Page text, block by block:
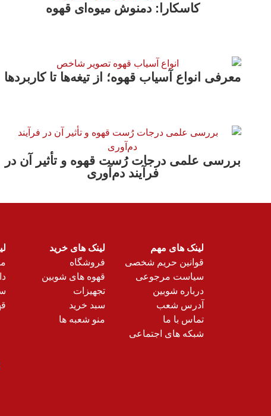
کاسکارا: دمنوش میوه‌ای قهوه
معرفی انواع آسیاب قهوه؛ از تیغه‌ها تا کاربردها
بررسی علمی درجات رُست قهوه و تأثیر آن در
فرآیند دم‌آوری
لینک های مهم
قوانین حریم شخصی
سیاست مرجوعی
درباره شوبین
آدرس شعب
تماس با ما
شبکه های اجتماعی
لینک های خرید
فروشگاه
قهوه های شوبین
تجهیزات
سبد خرید
منو شعبه ها